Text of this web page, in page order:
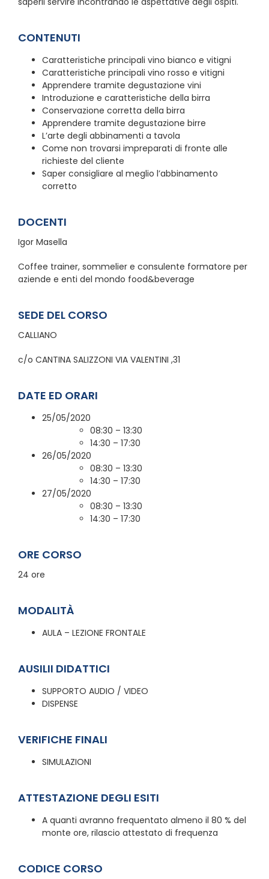
CONTENUTI
Caratteristiche principali vino bianco e vitigni
Caratteristiche principali vino rosso e vitigni
Apprendere tramite degustazione vini
Introduzione e caratteristiche della birra
Conservazione corretta della birra
Apprendere tramite degustazione birre
L’arte degli abbinamenti a tavola
Come non trovarsi impreparati di fronte alle
richieste del cliente
Saper consigliare al meglio l’abbinamento
corretto
DOCENTI
Igor Masella
Coffee trainer, sommelier e consulente formatore per
aziende e enti del mondo food&beverage
SEDE DEL CORSO
CALLIANO
c/o CANTINA SALIZZONI VIA VALENTINI ,31
DATE ED ORARI
25/05/2020
08:30 – 13:30
14:30 – 17:30
26/05/2020
08:30 – 13:30
14:30 – 17:30
27/05/2020
08:30 – 13:30
14:30 – 17:30
ORE CORSO
24 ore
MODALITÀ
AULA – LEZIONE FRONTALE
AUSILII DIDATTICI
SUPPORTO AUDIO / VIDEO
DISPENSE
VERIFICHE FINALI
SIMULAZIONI
ATTESTAZIONE DEGLI ESITI
A quanti avranno frequentato almeno il 80 % del
monte ore, rilascio attestato di frequenza
CODICE CORSO